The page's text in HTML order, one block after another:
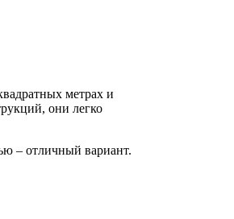
метрах и
они легко
– отличный вариант.